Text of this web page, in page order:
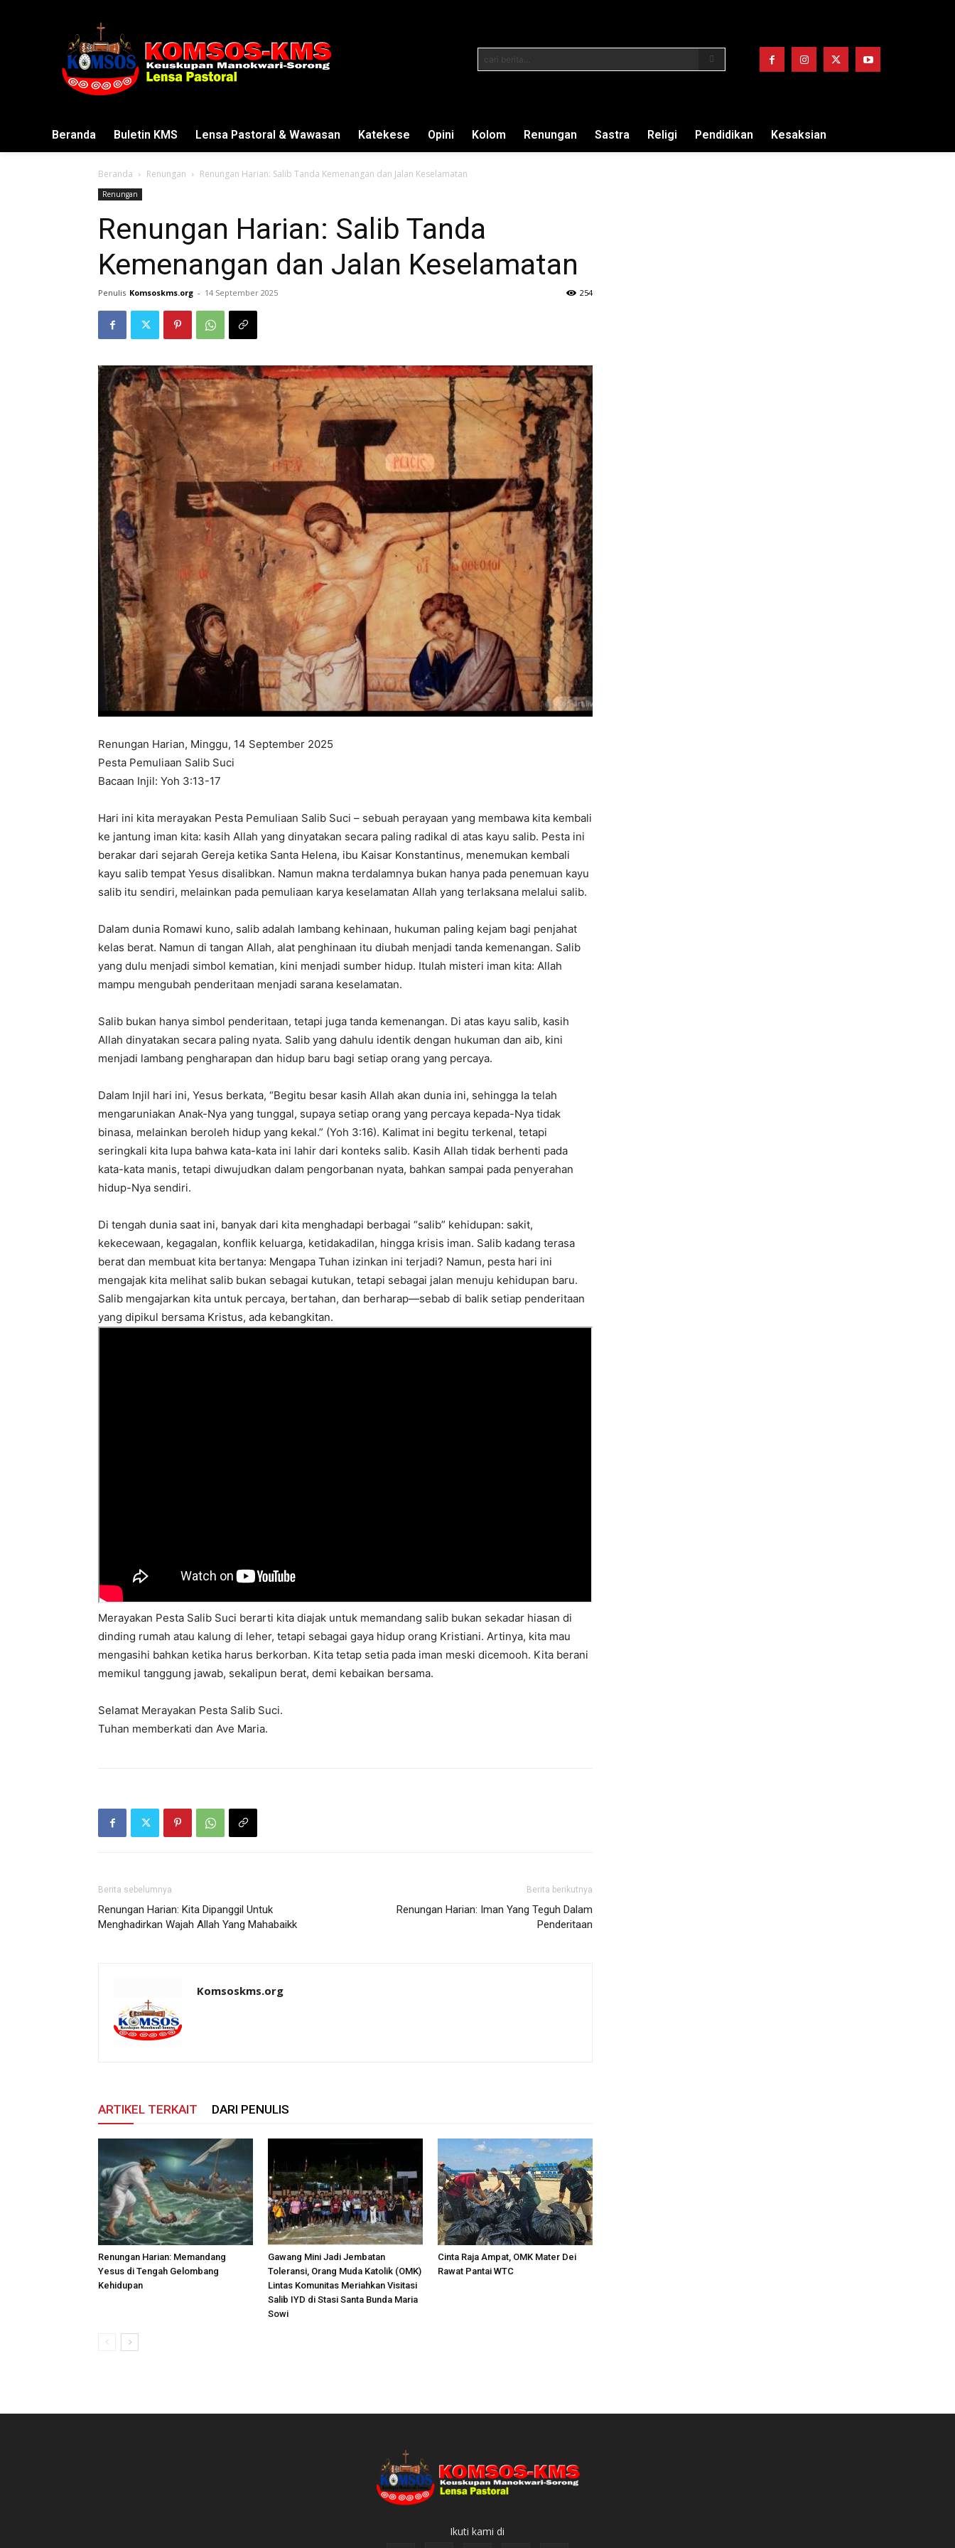
cari berita...
Beranda Buletin KMS Lensa Pastoral & Wawasan Katekese Opini Kolom Renungan Sastra Religi Pendidikan Kesaksian
Beranda Renungan Renungan Harian: Salib Tanda Kemenangan dan Jalan Keselamatan
Renungan
Renungan Harian: Salib Tanda
Kemenangan dan Jalan Keselamatan
Penulis Komsoskms.org - 14 September 2025 254
Renungan Harian, Minggu, 14 September 2025
Pesta Pemuliaan Salib Suci
Bacaan Injil: Yoh 3:13-17
Hari ini kita merayakan Pesta Pemuliaan Salib Suci – sebuah perayaan yang membawa kita kembali
ke jantung iman kita: kasih Allah yang dinyatakan secara paling radikal di atas kayu salib. Pesta ini
berakar dari sejarah Gereja ketika Santa Helena, ibu Kaisar Konstantinus, menemukan kembali
kayu salib tempat Yesus disalibkan. Namun makna terdalamnya bukan hanya pada penemuan kayu
salib itu sendiri, melainkan pada pemuliaan karya keselamatan Allah yang terlaksana melalui salib.
Dalam dunia Romawi kuno, salib adalah lambang kehinaan, hukuman paling kejam bagi penjahat
kelas berat. Namun di tangan Allah, alat penghinaan itu diubah menjadi tanda kemenangan. Salib
yang dulu menjadi simbol kematian, kini menjadi sumber hidup. Itulah misteri iman kita: Allah
mampu mengubah penderitaan menjadi sarana keselamatan.
Salib bukan hanya simbol penderitaan, tetapi juga tanda kemenangan. Di atas kayu salib, kasih
Allah dinyatakan secara paling nyata. Salib yang dahulu identik dengan hukuman dan aib, kini
menjadi lambang pengharapan dan hidup baru bagi setiap orang yang percaya.
Dalam Injil hari ini, Yesus berkata, “Begitu besar kasih Allah akan dunia ini, sehingga Ia telah
mengaruniakan Anak-Nya yang tunggal, supaya setiap orang yang percaya kepada-Nya tidak
binasa, melainkan beroleh hidup yang kekal.” (Yoh 3:16). Kalimat ini begitu terkenal, tetapi
seringkali kita lupa bahwa kata-kata ini lahir dari konteks salib. Kasih Allah tidak berhenti pada
kata-kata manis, tetapi diwujudkan dalam pengorbanan nyata, bahkan sampai pada penyerahan
hidup-Nya sendiri.
Di tengah dunia saat ini, banyak dari kita menghadapi berbagai “salib” kehidupan: sakit,
kekecewaan, kegagalan, konflik keluarga, ketidakadilan, hingga krisis iman. Salib kadang terasa
berat dan membuat kita bertanya: Mengapa Tuhan izinkan ini terjadi? Namun, pesta hari ini
mengajak kita melihat salib bukan sebagai kutukan, tetapi sebagai jalan menuju kehidupan baru.
Salib mengajarkan kita untuk percaya, bertahan, dan berharap—sebab di balik setiap penderitaan
yang dipikul bersama Kristus, ada kebangkitan.
Merayakan Pesta Salib Suci berarti kita diajak untuk memandang salib bukan sekadar hiasan di
dinding rumah atau kalung di leher, tetapi sebagai gaya hidup orang Kristiani. Artinya, kita mau
mengasihi bahkan ketika harus berkorban. Kita tetap setia pada iman meski dicemooh. Kita berani
memikul tanggung jawab, sekalipun berat, demi kebaikan bersama.
Selamat Merayakan Pesta Salib Suci.
Tuhan memberkati dan Ave Maria.
Berita sebelumnya
Renungan Harian: Kita Dipanggil Untuk
Menghadirkan Wajah Allah Yang Mahabaikk
Berita berikutnya
Renungan Harian: Iman Yang Teguh Dalam
Penderitaan
Komsoskms.org
ARTIKEL TERKAIT DARI PENULIS
Renungan Harian: Memandang
Yesus di Tengah Gelombang
Kehidupan
Gawang Mini Jadi Jembatan
Toleransi, Orang Muda Katolik (OMK)
Lintas Komunitas Meriahkan Visitasi
Salib IYD di Stasi Santa Bunda Maria
Sowi
Cinta Raja Ampat, OMK Mater Dei
Rawat Pantai WTC
Ikuti kami di